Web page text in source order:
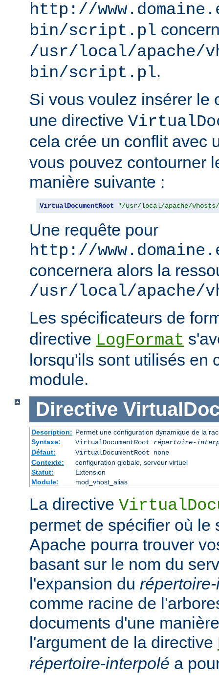
http://
bin/script.pl
/usr/local/apache/
bin/script.pl.
Si vous voulez insérer le
une directive
cela crée un conflit avec
vous pouvez contourner
manière suivante :
VirtualDocumentRoot "/usr/local/apache/vhosts/
Une requête pour
http://
concernera alors la
/usr/local/apache/
Les spécificateurs de
directive LogFormat
lorsqu'ils sont utilisés en
module.
Directive
Description: Permet une configuration dynamique de la
Syntaxe:
VirtualDocumentRoot répertoire-
Défaut:
VirtualDocumentRoot none
Contexte:
configuration globale, serveur virtuel
Statut:
Extension
Module:
mod_vhost_alias
La directive
permet de spécifier où le
Apache pourra trouver
basant sur le nom du
l'expansion du
comme racine de
documents d'une
l'argument de la directive
répertoire-interpolé a